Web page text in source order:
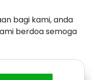
bagi kami, anda
berdoa semoga